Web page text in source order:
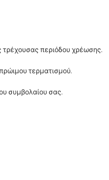
τρέχουσας περιόδου χρέωσης.
τερματισμού.
συμβολαίου σας.